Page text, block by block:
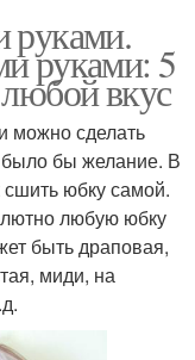
руками.
руками: 5
вкус
можно сделать
было бы желание. В
сшить юбку самой.
любую юбку
быть драповая,
миди, на